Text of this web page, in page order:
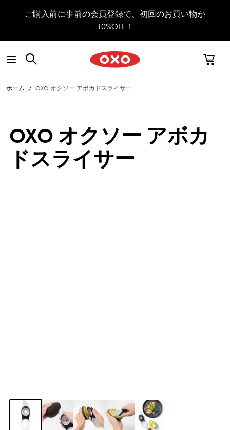
ご購入前に事前の会員登録で、初回のお買い物が
10%OFF！
ホーム / OXO オクソー アボカドスライサー
OXO オクソー アボカ
ドスライサー
View larger imageView larger imageView larger imageView larger imageView larger image